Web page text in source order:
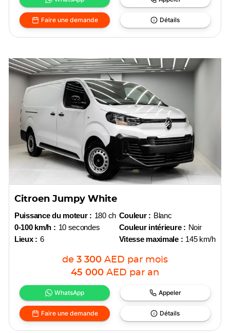
Faire une demande Détails
Citroen Jumpy White
Puissance du moteur : 180 ch
0-100 km/h : 10 secondes
Lieux : 6
Couleur : Blanc
Couleur intérieure : Noir
Vitesse maximale : 145 km/h
de 3 300 AED par mois
45 000 AED par an
WhatsApp Appeler
Faire une demande Détails